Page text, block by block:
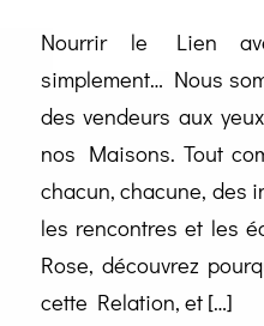
Nourrir le Lien
simplement… Nous
des vendeurs aux
nos Maisons. Tout
chacun, chacune, des
les rencontres et les
Rose, découvrez
cette Relation, et […]